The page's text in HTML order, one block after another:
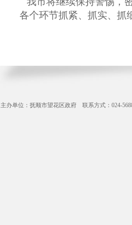
各个环节抓紧、抓实、抓
主办单位：抚顺市望花区政府 联系方式：024-